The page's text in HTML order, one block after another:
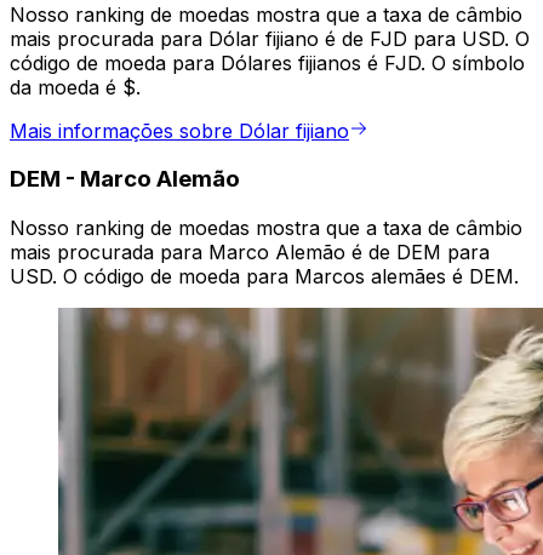
Nosso ranking de moedas mostra que a taxa de câmbio
mais procurada para Dólar fijiano é de FJD para USD. O
código de moeda para Dólares fijianos é FJD. O símbolo
da moeda é $.
Mais informações sobre Dólar fijiano
DEM - Marco Alemão
Nosso ranking de moedas mostra que a taxa de câmbio
mais procurada para Marco Alemão é de DEM para
USD. O código de moeda para Marcos alemães é DEM.